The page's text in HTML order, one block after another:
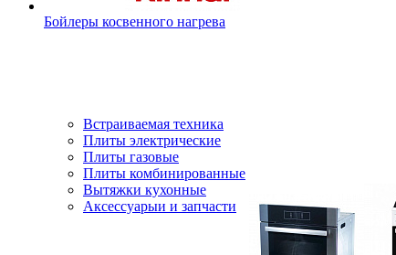
Бойлеры косвенного нагрева
Встраиваемая техника
Плиты электрические
Плиты газовые
Плиты комбинированные
Вытяжки кухонные
Аксессуарыи и запчасти